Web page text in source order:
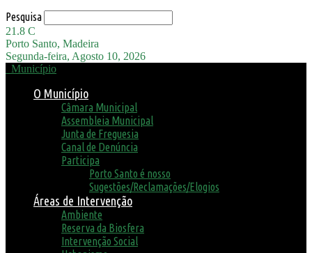
Pesquisa
21.8 C
Porto Santo, Madeira
Segunda-feira, Agosto 10, 2026
Município
O Município
Câmara Municipal
Assembleia Municipal
Junta de Freguesia
Canal de Denúncia
Participa
Porto Santo é nosso
Sugestões/Reclamações/Elogios
Áreas de Intervenção
Ambiente
Reserva da Biosfera
Intervenção Social